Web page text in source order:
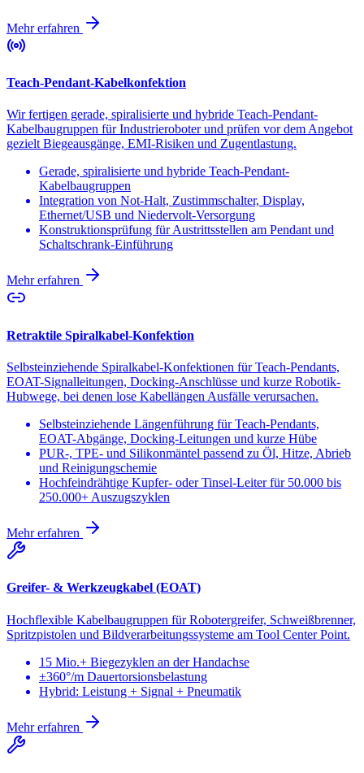
Mehr erfahren
Teach-Pendant-Kabelkonfektion
Wir fertigen gerade, spiralisierte und hybride Teach-Pendant-
Kabelbaugruppen für Industrieroboter und prüfen vor dem Angebot
gezielt Biegeausgänge, EMI-Risiken und Zugentlastung.
Gerade, spiralisierte und hybride Teach-Pendant-
Kabelbaugruppen
Integration von Not-Halt, Zustimmschalter, Display,
Ethernet/USB und Niedervolt-Versorgung
Konstruktionsprüfung für Austrittsstellen am Pendant und
Schaltschrank-Einführung
Mehr erfahren
Retraktile Spiralkabel-Konfektion
Selbsteinziehende Spiralkabel-Konfektionen für Teach-Pendants,
EOAT-Signalleitungen, Docking-Anschlüsse und kurze Robotik-
Hubwege, bei denen lose Kabellängen Ausfälle verursachen.
Selbsteinziehende Längenführung für Teach-Pendants,
EOAT-Abgänge, Docking-Leitungen und kurze Hübe
PUR-, TPE- und Silikonmäntel passend zu Öl, Hitze, Abrieb
und Reinigungschemie
Hochfeindrähtige Kupfer- oder Tinsel-Leiter für 50.000 bis
250.000+ Auszugszyklen
Mehr erfahren
Greifer- & Werkzeugkabel (EOAT)
Hochflexible Kabelbaugruppen für Robotergreifer, Schweißbrenner,
Spritzpistolen und Bildverarbeitungssysteme am Tool Center Point.
15 Mio.+ Biegezyklen an der Handachse
±360°/m Dauertorsionsbelastung
Hybrid: Leistung + Signal + Pneumatik
Mehr erfahren